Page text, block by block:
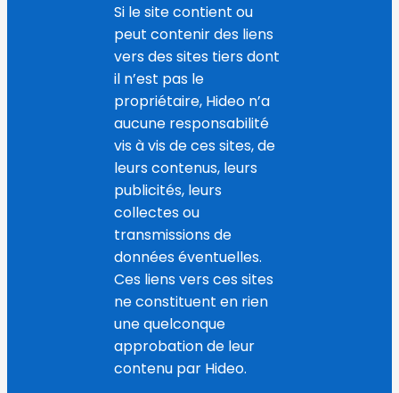
Si le site contient ou
peut contenir des liens
vers des sites tiers dont
il n’est pas le
propriétaire, Hideo n’a
aucune responsabilité
vis à vis de ces sites, de
leurs contenus, leurs
publicités, leurs
collectes ou
transmissions de
données éventuelles.
Ces liens vers ces sites
ne constituent en rien
une quelconque
approbation de leur
contenu par Hideo.